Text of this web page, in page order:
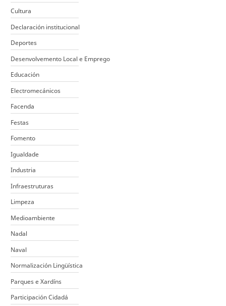
Cultura
Declaración institucional
Deportes
Desenvolvemento Local e Emprego
Educación
Electromecánicos
Facenda
Festas
Fomento
Igualdade
Industria
Infraestruturas
Limpeza
Medioambiente
Nadal
Naval
Normalización Lingüística
Parques e Xardíns
Participación Cidadá